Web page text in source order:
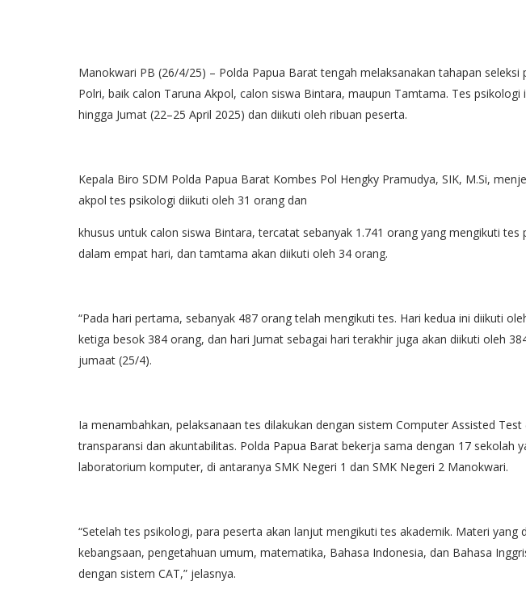
Manokwari PB (26/4/25) – Polda Papua Barat tengah melaksanakan tahapan
Polri, baik calon Taruna Akpol, calon siswa Bintara, maupun Tamtama. Tes psikologi
hingga Jumat (22–25 April 2025) dan diikuti oleh ribuan peserta.
Kepala Biro SDM Polda Papua Barat Kombes Pol Hengky Pramudya, SIK, M.Si,
akpol tes psikologi diikuti oleh 31 orang dan
khusus untuk calon siswa Bintara, tercatat sebanyak 1.741 orang yang mengikuti tes
dalam empat hari, dan tamtama akan diikuti oleh 34 orang.
“Pada hari pertama, sebanyak 487 orang telah mengikuti tes. Hari kedua ini diikuti
ketiga besok 384 orang, dan hari Jumat sebagai hari terakhir juga akan diikuti oleh
jumaat (25/4).
Ia menambahkan, pelaksanaan tes dilakukan dengan sistem Computer Assisted Test
transparansi dan akuntabilitas. Polda Papua Barat bekerja sama dengan 17 sekolah
laboratorium komputer, di antaranya SMK Negeri 1 dan SMK Negeri 2 Manokwari.
“Setelah tes psikologi, para peserta akan lanjut mengikuti tes akademik. Materi yang
kebangsaan, pengetahuan umum, matematika, Bahasa Indonesia, dan Bahasa
dengan sistem CAT,” jelasnya.